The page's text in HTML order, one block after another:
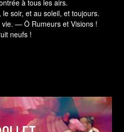
à tous les airs.
soir, et au soleil, et toujours.
— Ô Rumeurs et Visions !
neufs !